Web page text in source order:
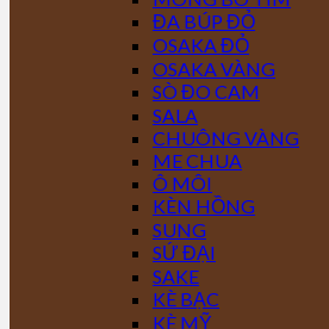
ĐA BÚP ĐỎ
OSAKA ĐỎ
OSAKA VÀNG
SÒ ĐO CAM
SALA
CHUÔNG VÀNG
ME CHUA
Ô MÔI
KÈN HỒNG
SUNG
SỨ ĐẠI
SAKE
KÈ BẠC
KÈ MỸ